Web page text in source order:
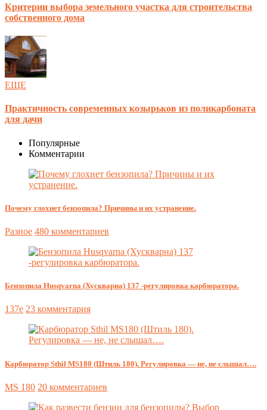
Критерии выбора земельного участка для строительства
собственного дома
ЕЩЕ
Практичность современных козырьков из поликарбоната
для дачи
Популярные
Комментарии
Почему глохнет бензопила? Причины и их устранение.
Разное 480 комментариев
Бензопила Husqvarna (Хускварна) 137 -регулировка карбюратора.
137e 23 комментария
Карбюратор Sthil MS180 (Штиль 180). Регулировка — не, не слышал….
MS 180 20 комментариев